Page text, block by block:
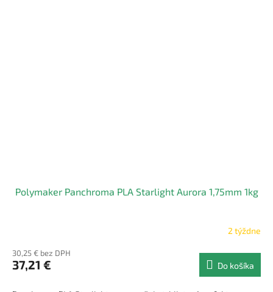
Polymaker Panchroma PLA Starlight Aurora 1,75mm 1kg
2 týždne
30,25 € bez DPH
37,21 € Do košíka